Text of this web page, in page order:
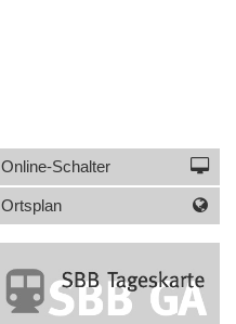
Online-Schalter
Ortsplan